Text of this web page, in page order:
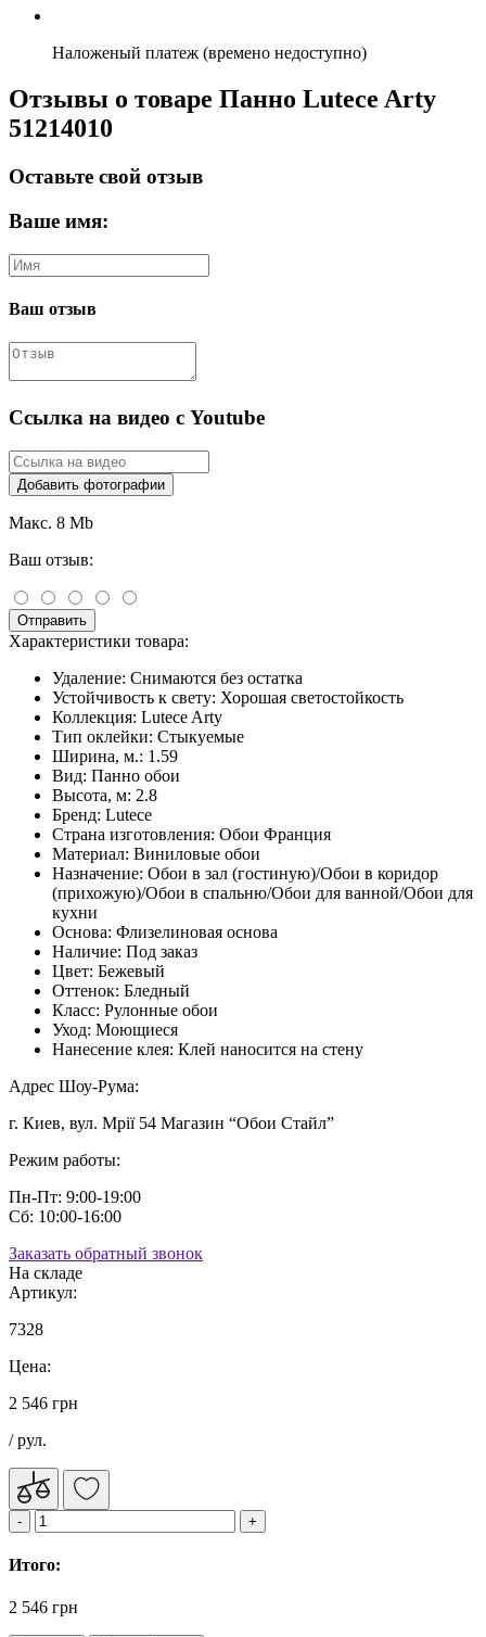
Наложеный платеж (времено недоступно)
Отзывы о товаре Панно Lutece Arty
51214010
Оставьте свой отзыв
Ваше имя:
Ваш отзыв
Ссылка на видео с Youtube
Добавить фотографии
Макс. 8 Mb
Ваш отзыв:
Отправить
Характеристики товара:
Удаление: Снимаются без остатка
Устойчивость к свету: Хорошая светостойкость
Коллекция: Lutece Arty
Тип оклейки: Стыкуемые
Ширина, м.: 1.59
Вид: Панно обои
Высота, м: 2.8
Бренд: Lutece
Страна изготовления: Обои Франция
Материал: Виниловые обои
Назначение: Обои в зал (гостиную)/Обои в коридор
(прихожую)/Обои в спальню/Обои для ванной/Обои для
кухни
Основа: Флизелиновая основа
Наличие: Под заказ
Цвет: Бежевый
Оттенок: Бледный
Класс: Рулонные обои
Уход: Моющиеся
Нанесение клея: Клей наносится на стену
Адрес Шоу-Рума:
г. Киев, вул. Мрії 54 Магазин “Обои Стайл”
Режим работы:
Пн-Пт: 9:00-19:00
Сб: 10:00-16:00
Заказать обратный звонок
На складе
Артикул:
7328
Цена:
2 546 грн
/ рул.
Итого:
2 546 грн